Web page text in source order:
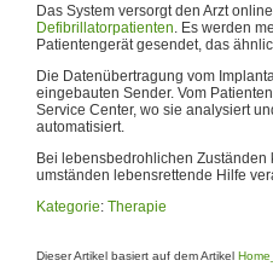
Das System versorgt den Arzt
Defibrillatorpatienten. Es werden
Patientengerät gesendet, das
Die Datenübertragung vom
eingebauten Sender. Vom
Service Center, wo sie analysiert
automatisiert.
Bei lebensbedrohlichen
umständen lebensrettende Hilfe
Kategorie: Therapie
Dieser Artikel basiert auf dem Artikel